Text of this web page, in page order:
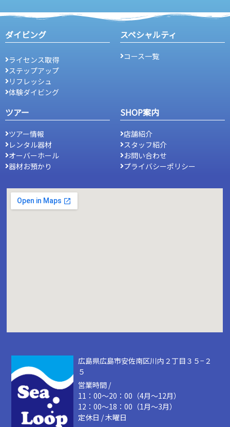
ダイビング
ライセンス取得
ステップアップ
リフレッシュ
体験ダイビング
スペシャルティ
コース一覧
ツアー
ツアー情報
レンタル器材
オーバーホール
器材お預かり
SHOP案内
店舗紹介
スタッフ紹介
お問い合わせ
プライバシーポリシー
広島県広島市安佐南区川内２丁目３５−２
５
営業時間 /
11：00～20：00（4月～12月）
12：00～18：00（1月～3月）
定休日 / 木曜日